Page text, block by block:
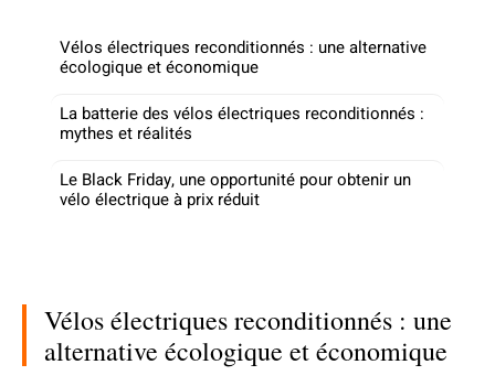
Vélos électriques reconditionnés : une alternative
écologique et économique
La batterie des vélos électriques reconditionnés :
mythes et réalités
Le Black Friday, une opportunité pour obtenir un
vélo électrique à prix réduit
Vélos électriques reconditionnés : une
alternative écologique et économique